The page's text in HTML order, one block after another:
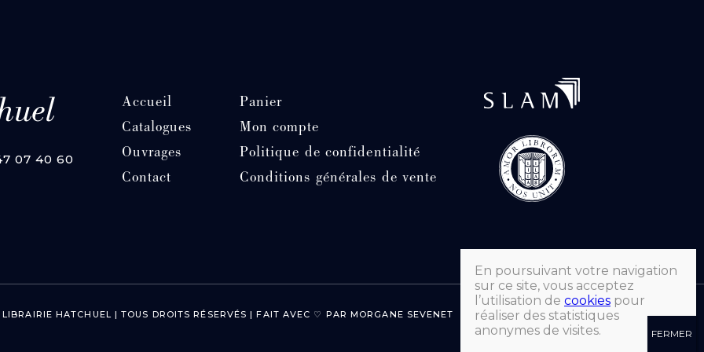
07 40 60
Accueil
Catalogues
Ouvrages
Contact
Panier
Mon compte
Politique de confidentialité
Conditions générales de vente
HATCHUEL | TOUS DROITS RÉSERVÉS | FAIT AVEC ♡ PAR MORGANE SEVENET
En poursuivant votre navigation
sur ce site, vous acceptez
l’utilisation de cookies pour
réaliser des statistiques
anonymes de visites.